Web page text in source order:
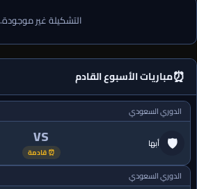
التشكيلة غير موجودة.
⏰مباريات الأسبوع القادم
الدوري السعودي
🛡 أبها VS
⏰ قادمة
الدوري السعودي